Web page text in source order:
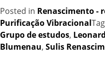
Posted in Renascimento -
Purificação Vibracional
Grupo de estudos,
Blumenau, Sulis